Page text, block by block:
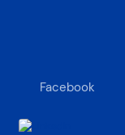
Facebook